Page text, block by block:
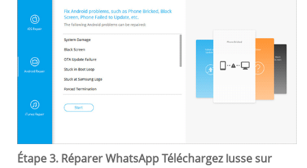
Étape 3. Réparer WhatsApp Téléchargez Iusse sur